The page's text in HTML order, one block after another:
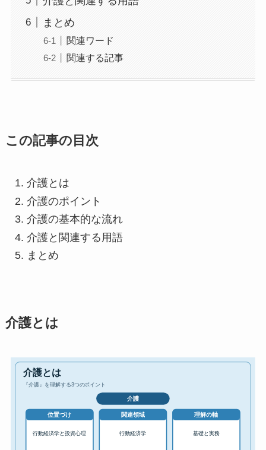
まとめ
関連ワード
関連する記事
この記事の目次
介護とは
介護のポイント
介護の基本的な流れ
介護と関連する用語
まとめ
介護とは